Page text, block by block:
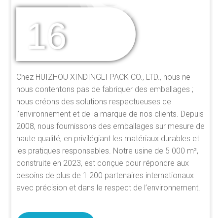
16
Chez HUIZHOU XINDINGLI PACK CO., LTD., nous ne
nous contentons pas de fabriquer des emballages ;
nous créons des solutions respectueuses de
l’environnement et de la marque de nos clients. Depuis
2008, nous fournissons des emballages sur mesure de
haute qualité, en privilégiant les matériaux durables et
les pratiques responsables. Notre usine de 5 000 m²,
construite en 2023, est conçue pour répondre aux
besoins de plus de 1 200 partenaires internationaux
avec précision et dans le respect de l’environnement.